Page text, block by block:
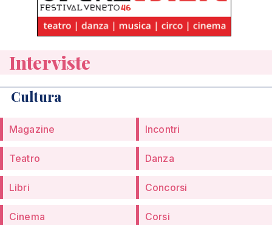
Interviste
Cultura
Magazine Incontri
Teatro Danza
Libri Concorsi
Cinema Corsi